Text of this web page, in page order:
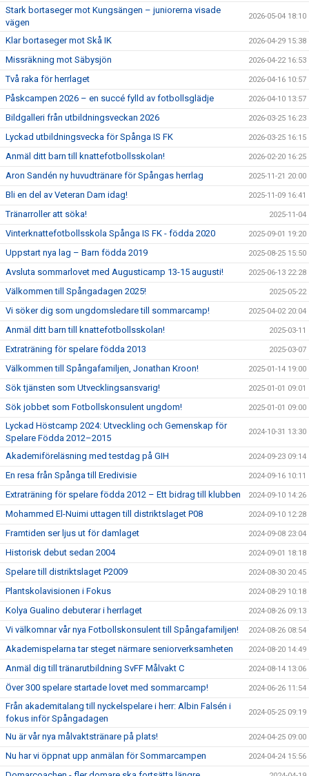
Stark bortaseger mot Kungsängen – juniorerna visade
vägen
2026-05-04 18:10
Klar bortaseger mot Skå IK 2026-04-29 15:38
Missräkning mot Säbysjön 2026-04-22 16:53
Två raka för herrlaget 2026-04-16 10:57
Påskcampen 2026 – en succé fylld av fotbollsglädje 2026-04-10 13:57
Bildgalleri från utbildningsveckan 2026 2026-03-25 16:23
Lyckad utbildningsvecka för Spånga IS FK 2026-03-25 16:15
Anmäl ditt barn till knattefotbollsskolan! 2026-02-20 16:25
Aron Sandén ny huvudtränare för Spångas herrlag 2025-11-21 20:00
Bli en del av Veteran Dam idag! 2025-11-09 16:41
Tränarroller att söka! 2025-11-04
Vinterknattefotbollsskola Spånga IS FK - födda 2020 2025-09-01 19:20
Uppstart nya lag – Barn födda 2019 2025-08-25 15:50
Avsluta sommarlovet med Augusticamp 13-15 augusti! 2025-06-13 22:28
Välkommen till Spångadagen 2025! 2025-05-22
Vi söker dig som ungdomsledare till sommarcamp! 2025-04-02 20:04
Anmäl ditt barn till knattefotbollsskolan! 2025-03-11
Extraträning för spelare födda 2013 2025-03-07
Välkommen till Spångafamiljen, Jonathan Kroon! 2025-01-14 19:00
Sök tjänsten som Utvecklingsansvarig! 2025-01-01 09:01
Sök jobbet som Fotbollskonsulent ungdom! 2025-01-01 09:00
Lyckad Höstcamp 2024: Utveckling och Gemenskap för
Spelare Födda 2012–2015
2024-10-31 13:30
Akademiföreläsning med testdag på GIH 2024-09-23 09:14
En resa från Spånga till Eredivisie 2024-09-16 10:11
Extraträning för spelare födda 2012 – Ett bidrag till klubben 2024-09-10 14:26
Mohammed El-Nuimi uttagen till distriktslaget P08 2024-09-10 12:28
Framtiden ser ljus ut för damlaget 2024-09-08 23:04
Historisk debut sedan 2004 2024-09-01 18:18
Spelare till distriktslaget P2009 2024-08-30 20:45
Plantskolavisionen i Fokus 2024-08-29 10:18
Kolya Gualino debuterar i herrlaget 2024-08-26 09:13
Vi välkomnar vår nya Fotbollskonsulent till Spångafamiljen! 2024-08-26 08:54
Akademispelarna tar steget närmare seniorverksamheten 2024-08-20 14:49
Anmäl dig till tränarutbildning SvFF Målvakt C 2024-08-14 13:06
Över 300 spelare startade lovet med sommarcamp! 2024-06-26 11:54
Från akademitalang till nyckelspelare i herr: Albin Falsén i
fokus inför Spångadagen
2024-05-25 09:19
Nu är vår nya målvaktstränare på plats! 2024-04-25 09:00
Nu har vi öppnat upp anmälan för Sommarcampen 2024-04-24 15:56